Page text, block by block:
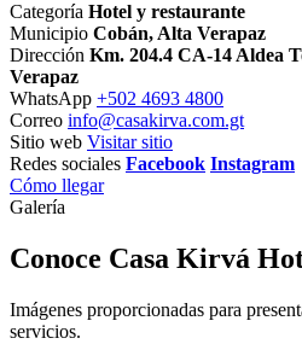
Categoría Hotel y restaurante
Municipio Cobán, Alta Verapaz
Dirección Km. 204.4 CA-14 Aldea
Verapaz
WhatsApp +502 4693 4800
Correo info@casakirva.com.gt
Sitio web Visitar sitio
Redes sociales Facebook Instagram
Cómo llegar
Galería
Conoce Casa Kirvá
Imágenes proporcionadas para
servicios.